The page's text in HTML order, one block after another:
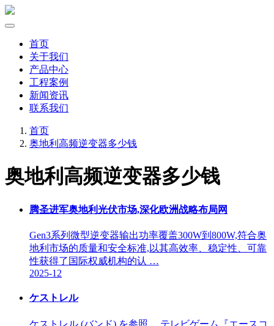
首页
关于我们
产品中心
工程案例
新闻资讯
联系我们
首页
奥地利高频逆变器多少钱
奥地利高频逆变器多少钱
腾圣进军奥地利光伏市场,深化欧洲战略布局网
Gen3系列微型逆变器输出功率覆盖300W到800W,符合奥
地利市场的质量和安全标准,以其高效率、稳定性、可靠
性获得了国际权威机构的认 …
2025-12
ケストレル
ケストレル (バンド) を参照。 テレビゲーム『エースコ